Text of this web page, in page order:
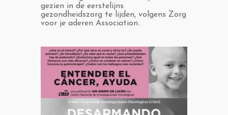
gezien in de eerstelijns
gezondheidszorg te lijden, volgens Zorg
voor je aderen Association.